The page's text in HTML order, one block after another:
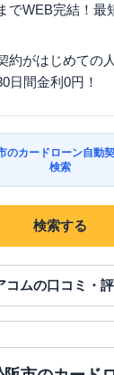
でWEB完結！最
約がはじめての
日間金利0円！
のカードローン自動
検索
検索する
コムの口コミ・